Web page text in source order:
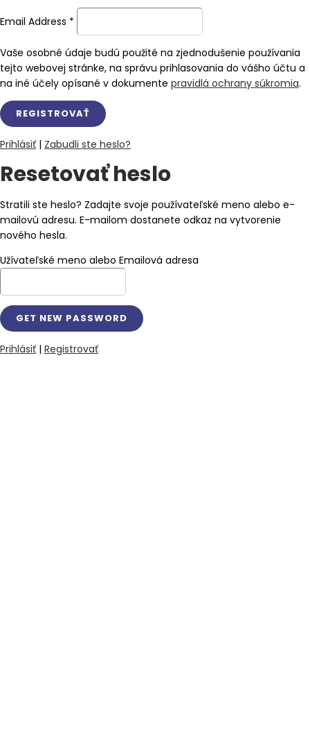
Email Address *
Vaše osobné údaje budú použité na zjednodušenie používania
tejto webovej stránke, na správu prihlasovania do vášho účtu a
na iné účely opísané v dokumente pravidlá ochrany súkromia.
Prihlásiť | Zabudli ste heslo?
Resetovať heslo
Stratili ste heslo? Zadajte svoje používateľské meno alebo e-
mailovú adresu. E-mailom dostanete odkaz na vytvorenie
nového hesla.
Užívateľské meno alebo Emailová adresa
Prihlásiť | Registrovať